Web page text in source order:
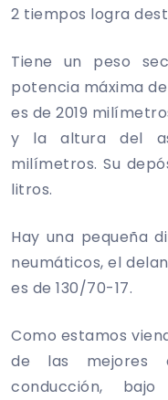
2 tiempos logra
Tiene un peso
potencia máxima
es de 2019
y la altura del
milímetros. Su
litros.
Hay una pequeña
neumáticos, el
es de 130/70-17.
Como estamos
de las mejores
conducción,